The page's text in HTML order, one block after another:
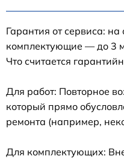
Гарантия от сервиса:
комплектующие — до 3
Что считается
Для работ: Повторное
который прямо
ремонта (например,
Для комплектующих: